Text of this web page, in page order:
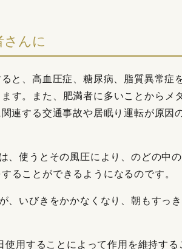
さんに
と、高血圧症、糖尿病、脂質異常症
す。また、肥満者に多いことからメ
連する交通事故や居眠り運転が原因
使うとその風圧により、のどの中
ることができるようになるのです。
いびきをかかなくなり、朝もすっ
用することによって作用を維持す